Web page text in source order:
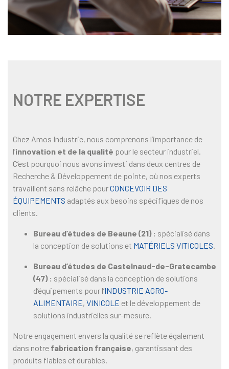
NOTRE EXPERTISE
Chez Amos Industrie, nous comprenons l’importance de
l’innovation et de la qualité pour le secteur industriel.
C’est pourquoi nous avons investi dans deux centres de
Recherche & Développement de pointe, où nos experts
travaillent sans relâche pourCONCEVOIR DES
ÉQUIPEMENTS adaptés aux besoins spécifiques de nos
clients.
Bureau d’études de Beaune (21) : spécialisé dans
la conception de solutions et MATÉRIELS VITICOLES.
Bureau d’études de Castelnaud-de-Gratecambe
(47) : spécialisé dans la conception de solutions
d’équipements pour l’INDUSTRIE AGRO-
ALIMENTAIRE, VINICOLE et le développement de
solutions industrielles sur-mesure.
Notre engagement envers la qualité se reflète également
dans notre fabrication française, garantissant des
produits fiables et durables.